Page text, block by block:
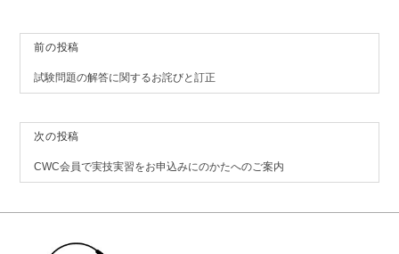
投
稿
ナ
ゲ
前の投稿
試験問題の解答に関するお詫びと訂正
次の投稿
CWC会員で実技実習をお申込みにのかたへのご案内